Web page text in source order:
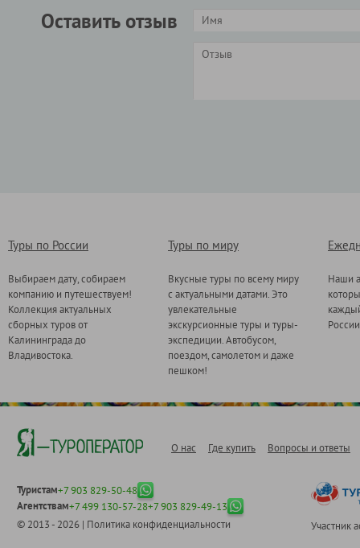
Оставить отзыв
Туры по России
Выбираем дату, собираем
компанию и путешествуем!
Коллекция актуальных
сборных туров от
Калининграда до
Владивостока.
Туры по миру
Вкусные туры по всему миру
с актуальными датами. Это
увлекательные
экскурсионные туры и туры-
экспедиции. Автобусом,
поездом, самолетом и даже
пешком!
Наши
О нас Где купить Вопросы и ответы
Туристам+7 903 829-50-48
Агентствам+7 499 130-57-28+7 903 829-49-13
© 2013 - 2026 | Политика конфиденциальности Участник